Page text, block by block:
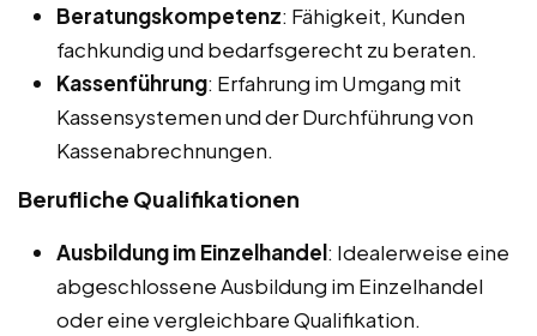
Beratungskompetenz: Fähigkeit, Kunden
fachkundig und bedarfsgerecht zu beraten.
Kassenführung: Erfahrung im Umgang mit
Kassensystemen und der Durchführung von
Kassenabrechnungen.
Berufliche Qualifikationen
Ausbildung im Einzelhandel: Idealerweise eine
abgeschlossene Ausbildung im Einzelhandel
oder eine vergleichbare Qualifikation.